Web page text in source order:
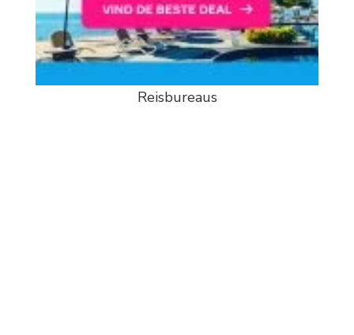
Reisbureaus